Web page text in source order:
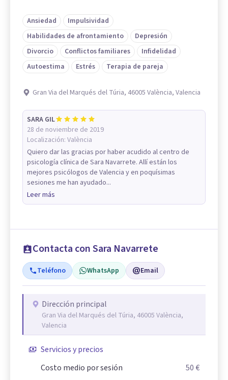
Ansiedad
Impulsividad
Habilidades de afrontamiento
Depresión
Divorcio
Conflictos familiares
Infidelidad
Autoestima
Estrés Terapia de pareja
Gran Via del Marqués del Túria, 46005 València, Valencia
SARA GIL
28 de noviembre de 2019
Localización: València
Quiero dar las gracias por haber acudido al centro de
psicología clínica de Sara Navarrete. Allí están los
mejores psicólogos de Valencia y en poquísimas
sesiones me han ayudado...
Leer más
Contacta con Sara Navarrete
Teléfono WhatsApp Email
Dirección principal
Gran Via del Marqués del Túria, 46005 València,
Valencia
Servicios y precios
Costo medio por sesión
50 €